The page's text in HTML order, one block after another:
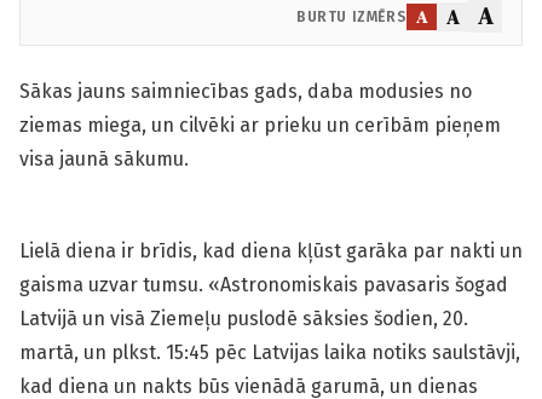
BURTU IZMĒRS A A A
Sākas jauns saimniecības gads, daba modusies no
ziemas miega, un cilvēki ar prieku un cerībām pieņem
visa jaunā sākumu.
Lielā diena ir brīdis, kad diena kļūst garāka par nakti un
gaisma uzvar tumsu. «Astronomiskais pavasaris šogad
Latvijā un visā Ziemeļu puslodē sāksies šodien, 20.
martā, un plkst. 15:45 pēc Latvijas laika notiks saulstāvji,
kad diena un nakts būs vienādā garumā, un dienas